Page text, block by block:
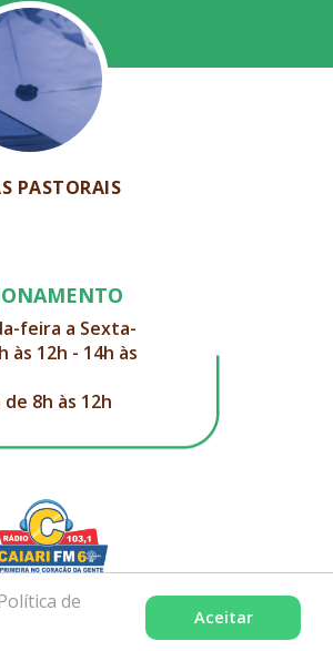
de
Aceitar
PASTORAIS
feira a Sexta-
às 12h - 14h às
de 8h às 12h